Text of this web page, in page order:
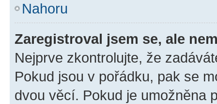
Nahoru
Zaregistroval jsem se, ale
Nejprve zkontrolujte, že
Pokud jsou v pořádku, pak se
dvou věcí. Pokud je umožněna